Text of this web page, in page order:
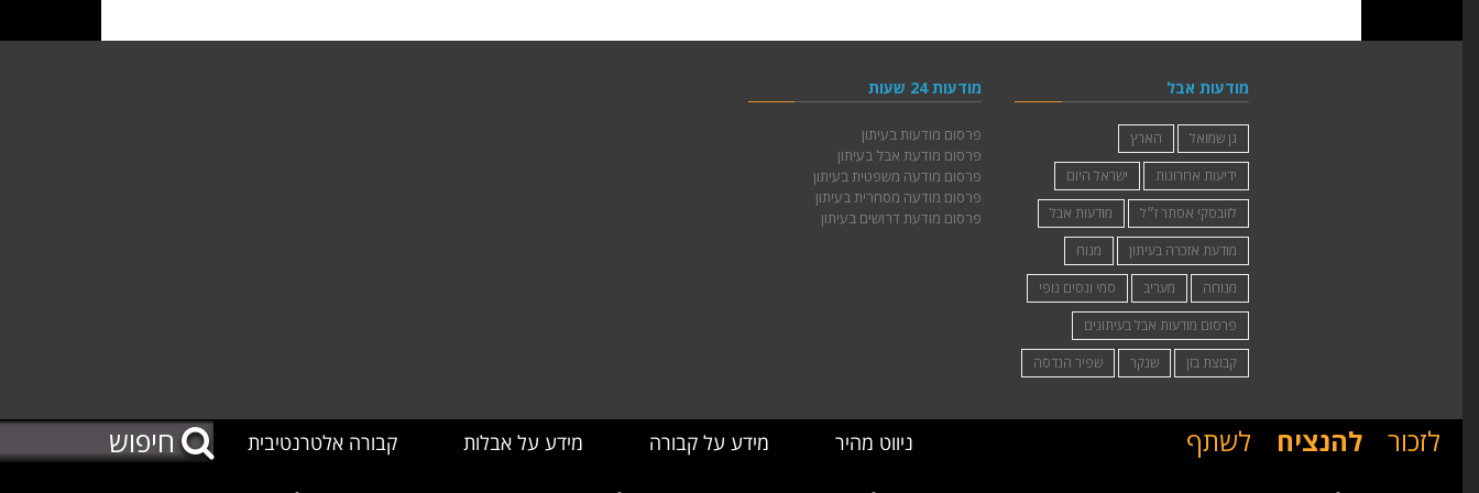
מודעות אבל
גן שמואל
הארץ
ידיעות אחרונות
ישראל היום
לזובסקי אסתר ז״ל
מודעות אבל
מודעת אזכרה בעיתון
מנוח
מנוחה
מעריב
סמי ונסים נופי
פרסום מודעות אבל בעיתונים
קבוצת בזן
שנקר שפיר הנדסה
מודעות 24 שעות
פרסום מודעות בעיתון
פרסום מודעת אבל בעיתון
פרסום מודעה משפטית בעיתון
פרסום מודעה מסחרית בעיתון
פרסום מודעת דרושים בעיתון
ניווט מהיר מידע על קבורה מידע על אבלות קבורה אלטרנטיבית לזכור להנציח לשתף